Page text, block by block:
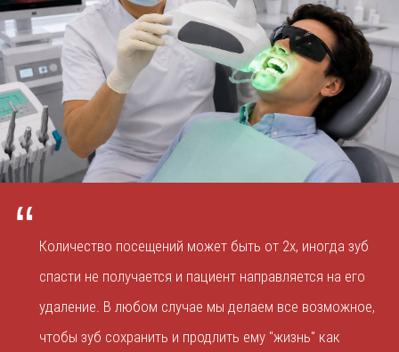
“ Количество посещений может быть от 2х, иногда зуб
спасти не получается и пациент направляется на его
удаление. В любом случае мы делаем все возможное,
чтобы зуб сохранить и продлить ему "жизнь" как